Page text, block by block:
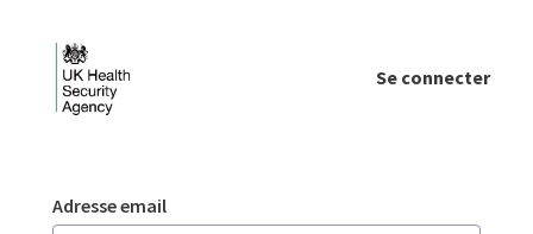
Se connecter
Authentification
Adresse email